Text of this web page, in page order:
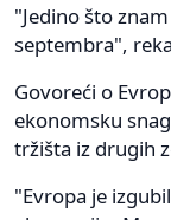
"Jedino što
septembra",
Govoreći o
ekonomsku
tržišta iz drugih
"Evropa je